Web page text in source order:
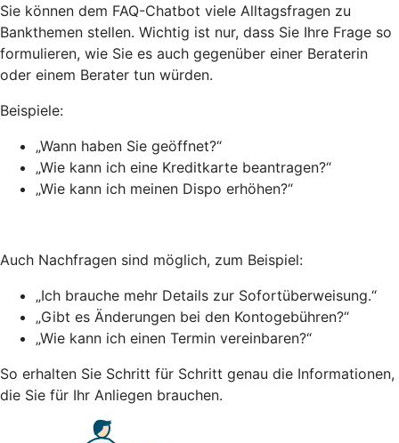
Sie können dem FAQ-Chatbot viele Alltagsfragen zu
Bankthemen stellen. Wichtig ist nur, dass Sie Ihre Frage so
formulieren, wie Sie es auch gegenüber einer Beraterin
oder einem Berater tun würden.
Beispiele:
„Wann haben Sie geöffnet?“
„Wie kann ich eine Kreditkarte beantragen?“
„Wie kann ich meinen Dispo erhöhen?“
Auch Nachfragen sind möglich, zum Beispiel:
„Ich brauche mehr Details zur Sofortüberweisung.“
„Gibt es Änderungen bei den Kontogebühren?“
„Wie kann ich einen Termin vereinbaren?“
So erhalten Sie Schritt für Schritt genau die Informationen,
die Sie für Ihr Anliegen brauchen.